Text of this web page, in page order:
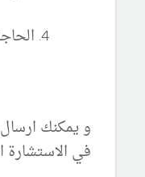
و يمكنك
في الاستشارة